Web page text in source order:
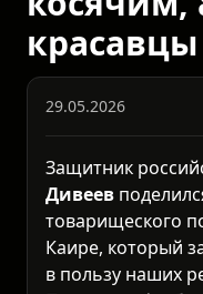
красавцы
29.05.2026
Защитник
Дивеев
товарищеского
Каире, который
в пользу наших